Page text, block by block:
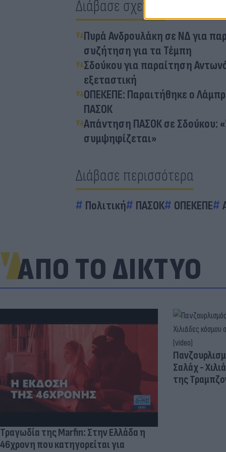
Διάβασε σχετικά
Πυρά Ανδρουλάκη σε ΝΔ για
συζήτηση για τα Τέμπη
Σδούκου για παραίτηση
εξεταστική
ΟΠΕΚΕΠΕ: Παραιτήθηκε ο
ΠΑΣΟΚ
Απάντηση ΠΑΣΟΚ σε Σδούκου:
συμψηφίζεται»
Διάβασε περισσότερα
Πολιτική ΠΑΣΟΚ ΟΠΕΚΕΠΕ
ΑΠΟ ΤΟ ΔΙΚΤΥΟ
Τραγωδία της Marfin: Στην Ελλάδα η
46χρονη που κατηγορείται για
Σαλάχ -
της